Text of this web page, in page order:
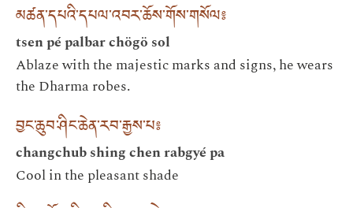
མཚན་དཔའི་དཔལ་འབར་ཆོས་གོས་གསོལ༔
tsen pé palbar chögö sol
Ablaze with the majestic marks and signs, he wears
the Dharma robes.
བྱང་ཆུབ་ཤིང་ཆེན་རབ་རྒྱས་པ༔
changchub shing chen rabgyé pa
Cool in the pleasant shade